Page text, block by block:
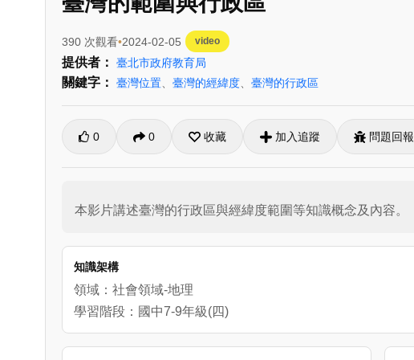
390 次觀看 2024-02-05 video
提供者： 臺北市政府教育局
關鍵字： 臺灣位置 臺灣的經緯度 臺灣的行政區
0 0 收藏 加入追蹤 問題回報
本影片講述臺灣的行政區與經緯度範圍等知識概念及內容。
知識架構
領域：社會領域-地理
學習階段：國中7-9年級(四)